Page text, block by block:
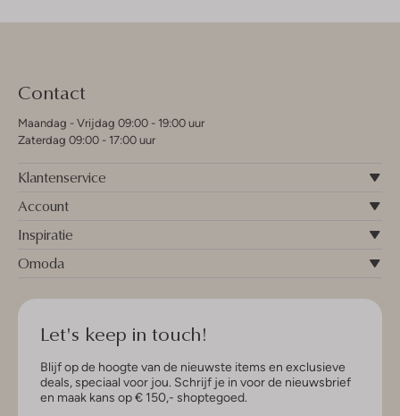
Contact
Maandag - Vrijdag 09:00 - 19:00 uur
Zaterdag 09:00 - 17:00 uur
Klantenservice
Account
Inspiratie
Omoda
Let's keep in touch!
Blijf op de hoogte van de nieuwste items en exclusieve
deals, speciaal voor jou. Schrijf je in voor de nieuwsbrief
en maak kans op € 150,- shoptegoed.